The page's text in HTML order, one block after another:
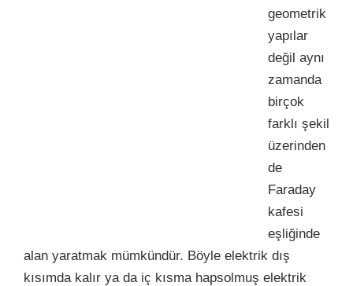
geometrik
yapılar
değil aynı
zamanda
birçok
farklı şekil
üzerinden
de
Faraday
kafesi
eşliğinde
alan yaratmak mümkündür. Böyle elektrik dış
kısımda kalır ya da iç kısma hapsolmuş elektrik